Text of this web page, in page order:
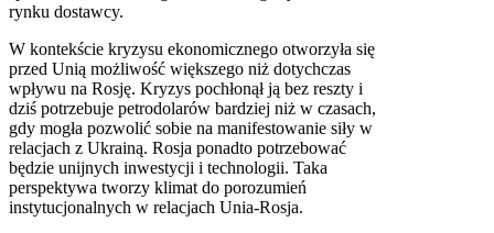
rynku dostawcy.
W kontekście kryzysu ekonomicznego otworzyła się
przed Unią możliwość większego niż dotychczas
wpływu na Rosję. Kryzys pochłonął ją bez reszty i
dziś potrzebuje petrodolarów bardziej niż w czasach,
gdy mogła pozwolić sobie na manifestowanie siły w
relacjach z Ukrainą. Rosja ponadto potrzebować
będzie unijnych inwestycji i technologii. Taka
perspektywa tworzy klimat do porozumień
instytucjonalnych w relacjach Unia-Rosja.